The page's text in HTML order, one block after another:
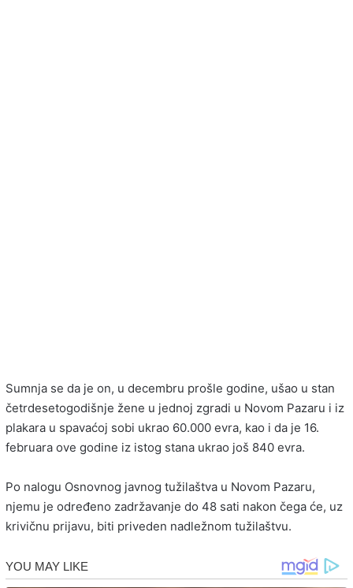
Sumnja se da je on, u decembru prošle godine, ušao u stan
četrdesetogodišnje žene u jednoj zgradi u Novom Pazaru i iz
plakara u spavaćoj sobi ukrao 60.000 evra, kao i da je 16.
februara ove godine iz istog stana ukrao još 840 evra.
Po nalogu Osnovnog javnog tužilaštva u Novom Pazaru,
njemu je određeno zadržavanje do 48 sati nakon čega će, uz
krivičnu prijavu, biti priveden nadležnom tužilaštvu.